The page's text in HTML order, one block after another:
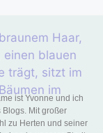
ist Yvonne und ich
Mit großer
zu Herten und seiner